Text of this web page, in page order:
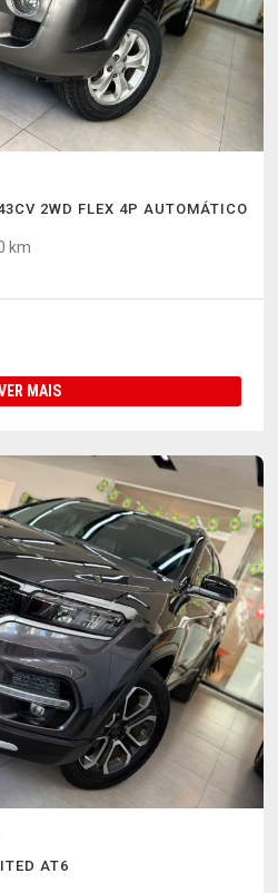
2WD FLEX 4P AUTOMÁTICO
km
MAIS
AT6